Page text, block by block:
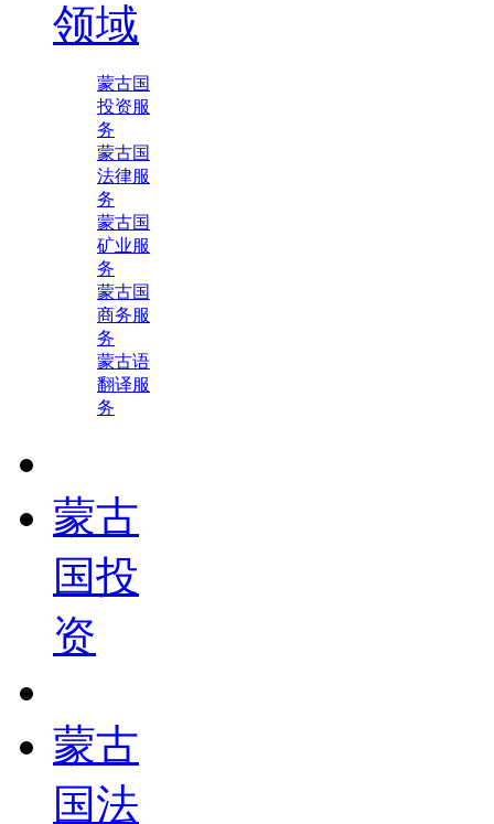
领域
蒙古国
投资服
务
蒙古国
法律服
务
蒙古国
矿业服
务
蒙古国
商务服
务
蒙古语
翻译服
务
蒙古
国投
资
蒙古
国法